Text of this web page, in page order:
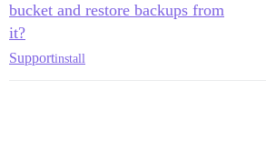
bucket and restore backups from
it?
Supportinstall